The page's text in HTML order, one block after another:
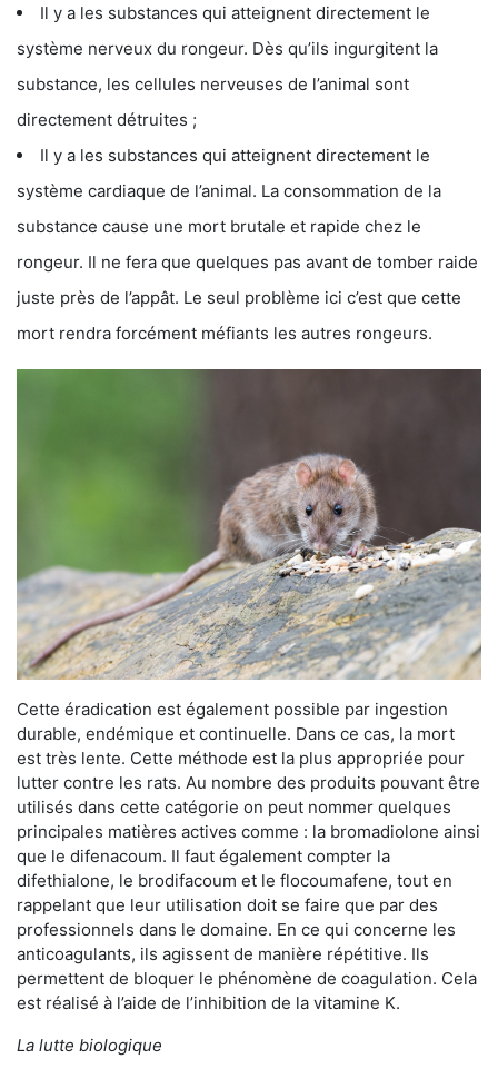
Il y a les substances qui atteignent directement le
système nerveux du rongeur. Dès qu’ils ingurgitent la
substance, les cellules nerveuses de l’animal sont
directement détruites ;
Il y a les substances qui atteignent directement le
système cardiaque de l’animal. La consommation de la
substance cause une mort brutale et rapide chez le
rongeur. Il ne fera que quelques pas avant de tomber raide
juste près de l’appât. Le seul problème ici c’est que cette
mort rendra forcément méfiants les autres rongeurs.
Cette éradication est également possible par ingestion
durable, endémique et continuelle. Dans ce cas, la mort
est très lente. Cette méthode est la plus appropriée pour
lutter contre les rats. Au nombre des produits pouvant être
utilisés dans cette catégorie on peut nommer quelques
principales matières actives comme : la bromadiolone ainsi
que le difenacoum. Il faut également compter la
difethialone, le brodifacoum et le flocoumafene, tout en
rappelant que leur utilisation doit se faire que par des
professionnels dans le domaine. En ce qui concerne les
anticoagulants, ils agissent de manière répétitive. Ils
permettent de bloquer le phénomène de coagulation. Cela
est réalisé à l’aide de l’inhibition de la vitamine K.
La lutte biologique